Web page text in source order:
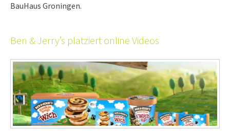
BauHaus Groningen.
Ben & Jerry’s platziert online Videos